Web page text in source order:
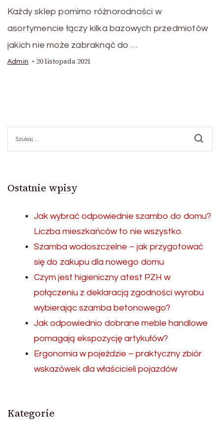
Każdy sklep pomimo różnorodności w
asortymencie łączy kilka bazowych przedmiotów
jakich nie może zabraknąć do …
Admin 20 listopada 2021
Ostatnie wpisy
Jak wybrać odpowiednie szambo do domu?
Liczba mieszkańców to nie wszystko.
Szamba wodoszczelne – jak przygotować
się do zakupu dla nowego domu
Czym jest higieniczny atest PZH w
połączeniu z deklaracją zgodności wyrobu
wybierając szamba betonowego?
Jak odpowiednio dobrane meble handlowe
pomagają ekspozycję artykułów?
Ergonomia w pojeździe – praktyczny zbiór
wskazówek dla właścicieli pojazdów
Kategorie